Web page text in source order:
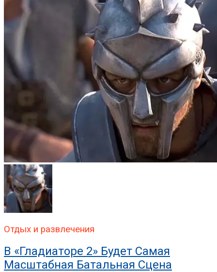
Отдых и развлечения
В «Гладиаторе 2» Будет Самая
Масштабная Батальная Сцена